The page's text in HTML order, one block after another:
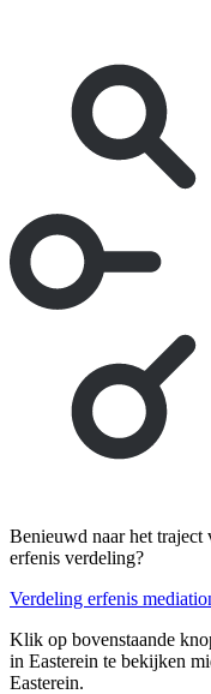
Benieuwd naar het
erfenis verdeling?
Verdeling erfenis
Klik op bovenstaande
in Easterein te bekijken
Easterein.